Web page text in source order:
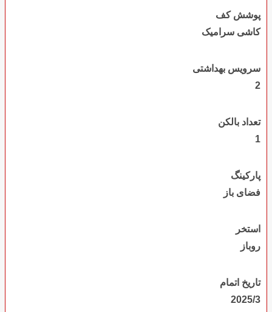
پوشش کف
کاشی سرامیک
سرویس بهداشتی
2
تعداد بالکن
1
پارکینگ
فضای باز
استخر
روباز
تاریخ اتمام
2025/3